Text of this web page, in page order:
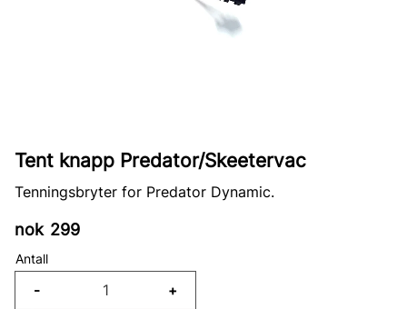
Tent knapp Predator/Skeetervac
Tenningsbryter for Predator Dynamic.
nok 299
Antall
+
-